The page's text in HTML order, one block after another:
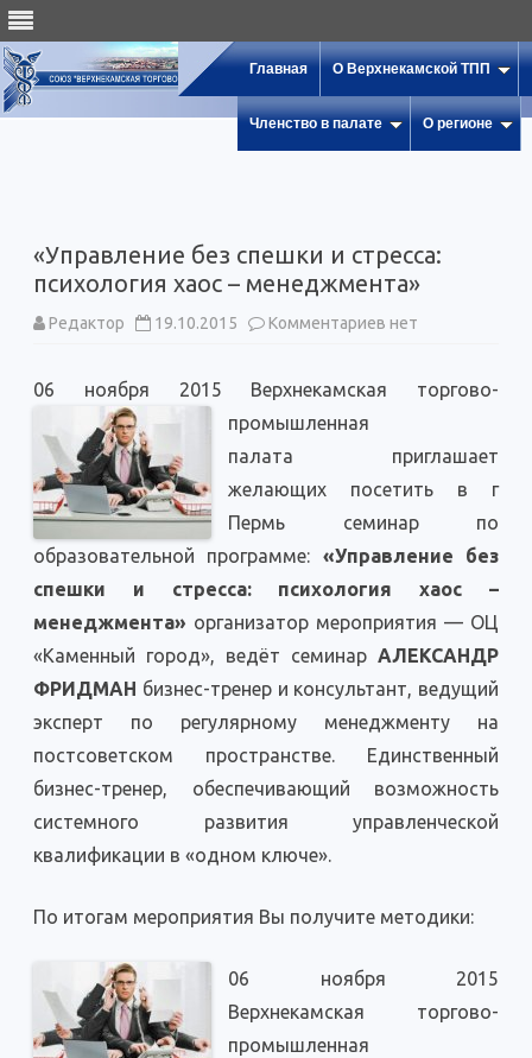
Главная О Верхнекамской ТПП
Членство в палате О регионе
«Управление без спешки и стресса:
психология хаос – менеджмента»
Редактор 19.10.2015 Комментариев к
спешки
хаос
менеджмента»
нет
06 ноября 2015 Верхнекамская торгово-
промышленная
палата приглашает
желающих посетить в г
Пермь семинар по
образовательной программе: «Управление без
спешки и стресса: психология хаос –
менеджмента» организатор мероприятия — ОЦ
«Каменный город», ведёт семинар АЛЕКСАНДР
ФРИДМАН бизнес-тренер и консультант, ведущий
эксперт по регулярному менеджменту на
постсоветском пространстве. Единственный
бизнес-тренер, обеспечивающий возможность
системного развития управленческой
квалификации в «одном ключе».
По итогам мероприятия Вы получите методики:
06 ноября 2015
Верхнекамская торгово-
промышленная